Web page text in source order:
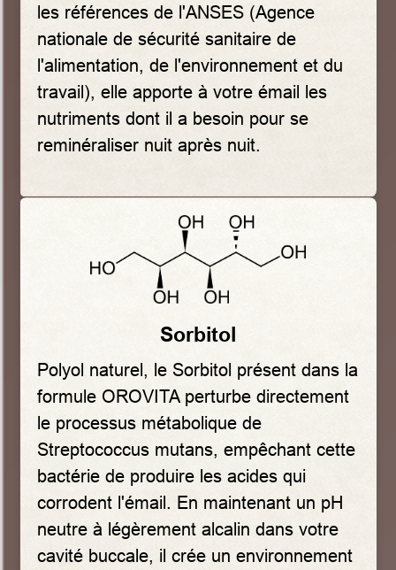
les références de l'ANSES (Agence
nationale de sécurité sanitaire de
l'alimentation, de l'environnement et du
travail), elle apporte à votre émail les
nutriments dont il a besoin pour se
reminéraliser nuit après nuit.
Sorbitol
Polyol naturel, le Sorbitol présent dans la
formule OROVITA perturbe directement
le processus métabolique de
Streptococcus mutans, empêchant cette
bactérie de produire les acides qui
corrodent l'émail. En maintenant un pH
neutre à légèrement alcalin dans votre
cavité buccale, il crée un environnement